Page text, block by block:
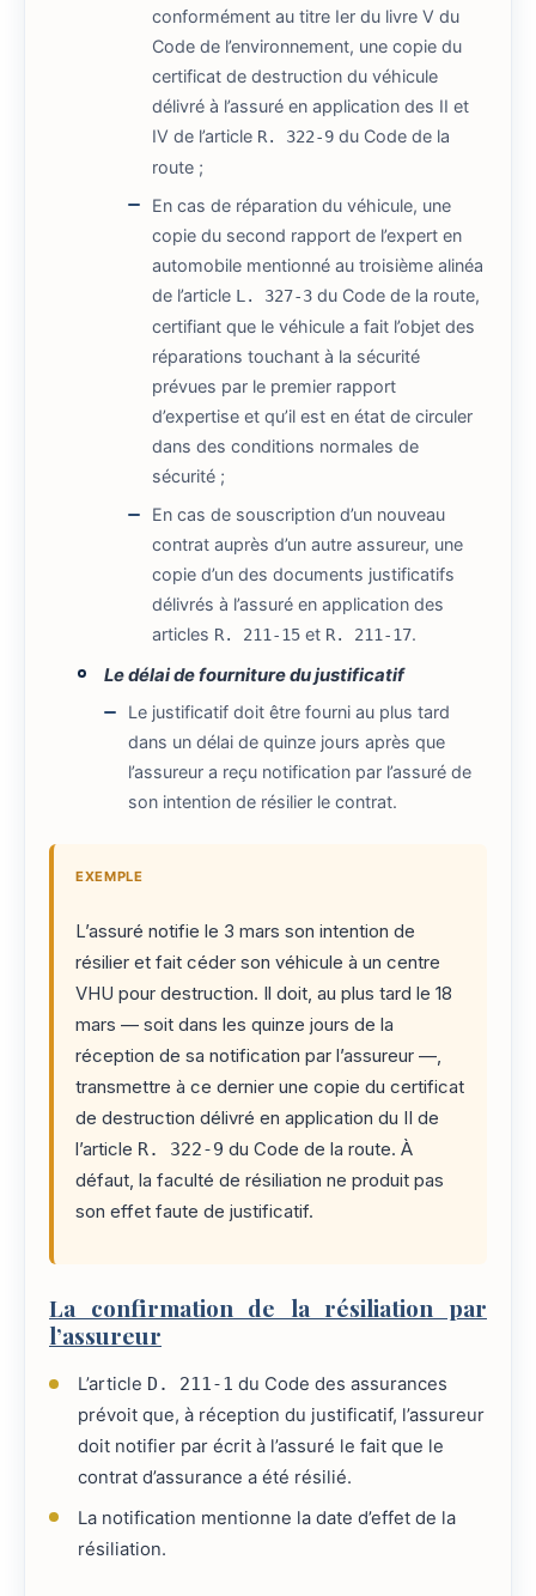
conformément au titre Ier du livre V du
Code de l’environnement, une copie du
certificat de destruction du véhicule
délivré à l’assuré en application des II et
IV de l’article R. 322-9 du Code de la
route ;
En cas de réparation du véhicule, une
copie du second rapport de l’expert en
automobile mentionné au troisième alinéa
de l’article L. 327-3 du Code de la route,
certifiant que le véhicule a fait l’objet des
réparations touchant à la sécurité
prévues par le premier rapport
d’expertise et qu’il est en état de circuler
dans des conditions normales de
sécurité ;
En cas de souscription d’un nouveau
contrat auprès d’un autre assureur, une
copie d’un des documents justificatifs
délivrés à l’assuré en application des
articles R. 211-15 et R. 211-17.
Le délai de fourniture du justificatif
Le justificatif doit être fourni au plus tard
dans un délai de quinze jours après que
l’assureur a reçu notification par l’assuré de
son intention de résilier le contrat.
EXEMPLE
L’assuré notifie le 3 mars son intention de
résilier et fait céder son véhicule à un centre
VHU pour destruction. Il doit, au plus tard le 18
mars — soit dans les quinze jours de la
réception de sa notification par l’assureur —,
transmettre à ce dernier une copie du certificat
de destruction délivré en application du II de
l’article R. 322-9 du Code de la route. À
défaut, la faculté de résiliation ne produit pas
son effet faute de justificatif.
La confirmation de la résiliation par
l’assureur
L’article D. 211-1 du Code des assurances
prévoit que, à réception du justificatif, l’assureur
doit notifier par écrit à l’assuré le fait que le
contrat d’assurance a été résilié.
La notification mentionne la date d’effet de la
résiliation.